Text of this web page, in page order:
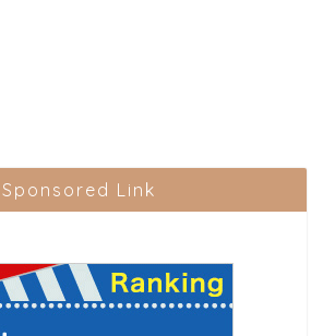
Sponsored Link